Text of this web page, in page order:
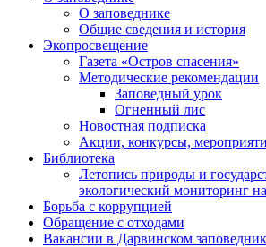
О заповеднике
Общие сведения и история
Экопросвещение
Газета «Остров спасения»
Методические рекомендации
Заповедный урок
Огненный лис
Новостная подписка
Акции, конкурсы,
Библиотека
Летопись природы и
экологический мониторинг
Борьба с коррупцией
Обращение с отходами
Вакансии в Дарвинском